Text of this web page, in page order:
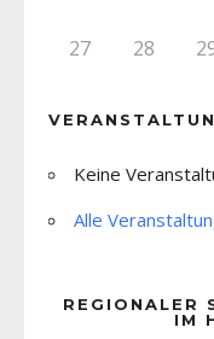
27 28
Keine
Alle
REGIONALER
IM